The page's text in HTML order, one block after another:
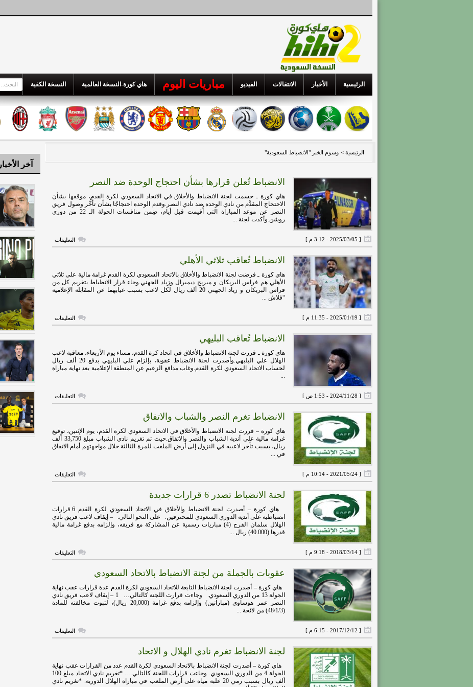
الرئيسية الأخبار الانتقالات الفيديو مباريات اليوم هاي كورة-النسخة العالمية النسخة الكفية
الرئيسية > وسوم الخبر "الانضباط السعودية"
الانضباط تُعلن قرارها بشأن احتجاج الوحدة ضد النصر
هاي كورة ـ حسمت لجنة الانضباط والأخلاق في الاتحاد السعودي لكرة القدم، موقفها بشأن
الاحتجاج المقدَّم من نادي الوحدة ضد نادي النصر.وقدم الوحدة احتجاجًا بشأن تأخُّر وصول فريق
النصر عن موعد المباراة التي أُقيمت قبل أيام، ضِمن منافسات الجولة الـ 22 من دوري
روشن.وأكدت لجنة ...
[ 2025/03/05 - 3:12 م ] التعليقاتعلى
الانضباط
الوحدة
ضد
النصر
الانضباط تُعاقب ثلاثي الأهلي
هاي كورة ـ فرضت لجنة الانضباط والأخلاق بالاتحاد السعودي لكرة القدم غرامة مالية على ثلاثي
الأهلي هم فراس البريكان و ميريح ديميرال وزياد الجهني.وجاء قرار الانظباط بتغريم كل من
فراس البريكان و زياد الجهني 20 ألف ريال لكل لاعب بسبب غيابهما عن المقابلة الإعلامية
“فلاش ...
[ 2025/01/19 - 11:35 م ] التعليقاتعلى
الانضباط
الانضباط تُعاقب البليهي
هاي كورة ـ قررت لجنة الانضباط والأخلاق في اتحاد كرة القدم، مساء يوم الأربعاء، معاقبة لاعب
الهلال علي البليهي.وأصدرت لجنة الانضباط عقوبة، بإلزام علي البليهي بدفع 20 ألف ريال
لحساب الاتحاد السعودي لكرة القدم.وغاب مدافع الزعيم عن المنطقة الإعلامية بعد نهاية مباراة
...
[ 2024/11/28 - 1:53 ص ] التعليقاتعلى
الانضباط
الانضباط تغرم النصر والشباب والاتفاق
هاي كورة – قررت لجنة الانضباط والأخلاق في الاتحاد السعودي لكرة القدم، يوم الإثنين، توقيع
غرامة مالية على أندية الشباب والنصر والاتفاق.حيث تم تغريم نادي الشباب مبلغ 33,750 ألف
ريال، بسبب تأخر لاعبيه في النزول إلى أرض الملعب للمرة الثالثة خلال مواجهتهم أمام الاتفاق
في ...
[ 2021/05/24 - 10:14 م ] التعليقاتعلى
الانضباط
مغلقة
لجنة الانضباط تصدر 6 قرارات جديدة
هاي كورة – أصدرت لجنة الانضباط والأخلاق في الاتحاد السعودي لكرة القدم 6 قرارات
انضباطية على أندية الدوري السعودي للمحترفين. على النحو التالي: – إيقاف لاعب فريق نادي
الهلال سلمان الفرج (4) مباريات رسمية عن المشاركة مع فريقه، وإلزامه بدفع غرامة مالية
قدرها (40.000) ريال ...
[ 2018/03/14 - 9:18 م ] التعليقاتعلى
لجنة
جديدة
مغلقة
عقوبات بالجملة من لجنة الانضباط بالاتحاد السعودي
هاي كورة – أصدرت لجنة الانضباط التابعة للاتحاد السعودي لكرة القدم عدة قرارات عقب نهاية
الجولة 13 من الدوري السعودي. وجاءت قرارت اللجنة كالتالي… 1 – إيقاف لاعب فريق نادي
النصر عمر هوساوي (مباراتين) وإلزامه بدفع غرامة (20,000 ريال)، لثبوت مخالفته للمادة
(48/1/3) من لائحة ...
[ 2017/12/12 - 6:15 م ] التعليقاتعلى
عقوبات
الانضباط
بالاتحاد
السعودي
مغلقة
لجنة الانضباط تغرم نادي الهلال و الاتحاد
هاي كورة – أصدرت لجنة الانضباط بالاتحاد السعودي لكرة القدم عدد من القرارات عقب نهاية
الجولة 4 من الدوري السعودي. وجاءت قرارات اللجنة كالتالي…. *تغريم نادي الاتحاد مبلغ 100
ألف ريال بسبب رمي 20 علبة مياه على أرض الملعب في مباراة الهلال الدورية. *تغريم نادي
آخر الأخبار